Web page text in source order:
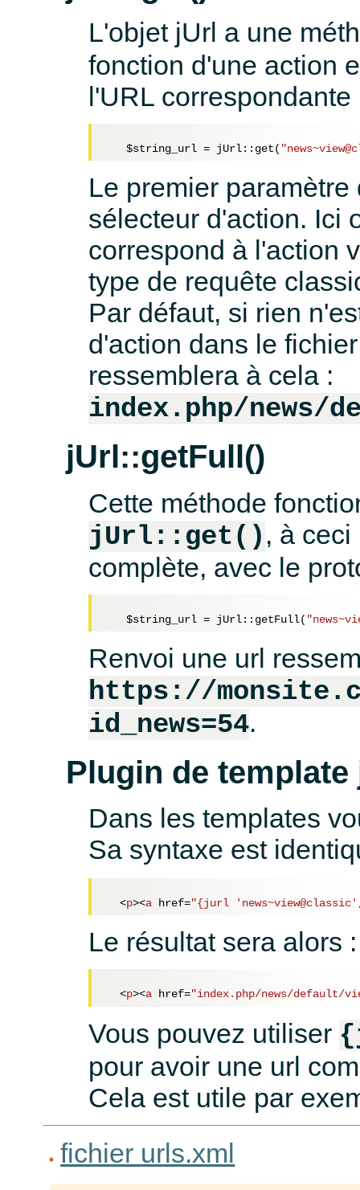
L'objet jUrl a une
fonction d'une action
l'URL
$string_url = jUrl::get(
Le premier
sélecteur d'action. Ici
correspond à l'action
type de requête
Par défaut, si rien
d'action dans le
ressemblera à cela :
index.php/news/
jUrl::getFull()
Cette méthode
jUrl::get() , à
complète, avec le
$string_url = jUrl::getFull(
Renvoi une url
https://
id_news=54.
Plugin de
Dans les templates
Sa syntaxe est
<p><a href="{jurl
Le résultat sera alors :
<p><a href="index.php/news/default/
Vous pouvez utiliser
pour avoir une url
Cela est utile par
fichier urls.xml